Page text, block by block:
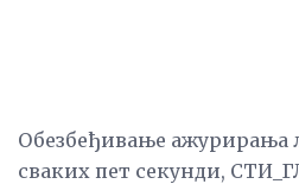
Обезбеђивање ажурирања
сваких пет секунди,